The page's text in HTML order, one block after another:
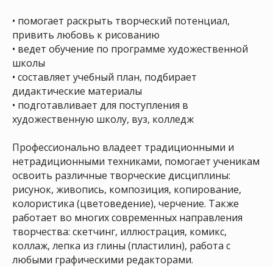
• помогает раскрыть творческий потенциал,
привить любовь к рисованию
• ведет обучение по программе художественной
школы
• составляет учебный план, подбирает
дидактические материалы
• подготавливает для поступления в
художественную школу, вуз, колледж
Профессионально владеет традиционными и
нетрадиционными техниками, помогает ученикам
освоить различные творческие дисциплины:
рисунок, живопись, композиция, копирование,
колористика (цветоведение), черчение. Также
работает во многих современных направления
творчества: скетчинг, иллюстрация, комикс,
коллаж, лепка из глины (пластилин), работа с
любыми графическими редакторами.
Наша художественная школа
имеетобразовательную
лицензию
Каждый курс имеет
начинающую и
продолжающуюавторскую
программу. Вы сможете
совершенствовать свои навыки!